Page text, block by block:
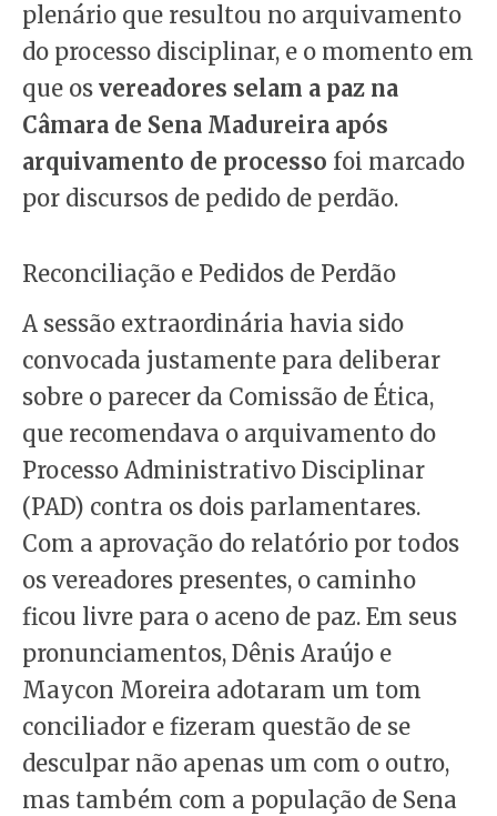
plenário que resultou no arquivamento
do processo disciplinar, e o momento em
que os vereadores selam a paz na
Câmara de Sena Madureira após
arquivamento de processo foi marcado
por discursos de pedido de perdão.
Reconciliação e Pedidos de Perdão
A sessão extraordinária havia sido
convocada justamente para deliberar
sobre o parecer da Comissão de Ética,
que recomendava o arquivamento do
Processo Administrativo Disciplinar
(PAD) contra os dois parlamentares.
Com a aprovação do relatório por todos
os vereadores presentes, o caminho
ficou livre para o aceno de paz. Em seus
pronunciamentos, Dênis Araújo e
Maycon Moreira adotaram um tom
conciliador e fizeram questão de se
desculpar não apenas um com o outro,
mas também com a população de Sena